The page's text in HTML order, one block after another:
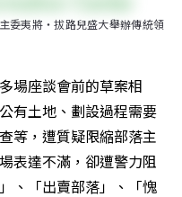
委夷將‧拔路兒盛大舉辦傳統領
場座談會前的草案相
有土地、劃設過程需要
等，遭質疑限縮部落主
表達不滿，卻遭警力阻
、「出賣部落」、「愧